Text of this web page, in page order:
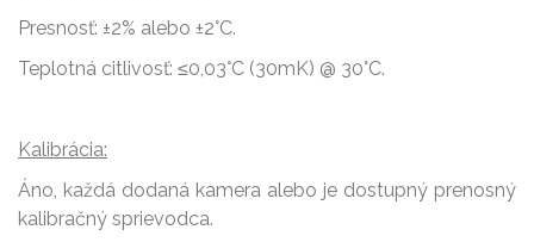
Presnosť: ±2% alebo ±2°C.
Teplotná citlivosť: ≤0,03°C (30mK) @ 30°C.
Kalibrácia:
Áno, každá dodaná kamera alebo je dostupný prenosný
kalibračný sprievodca.